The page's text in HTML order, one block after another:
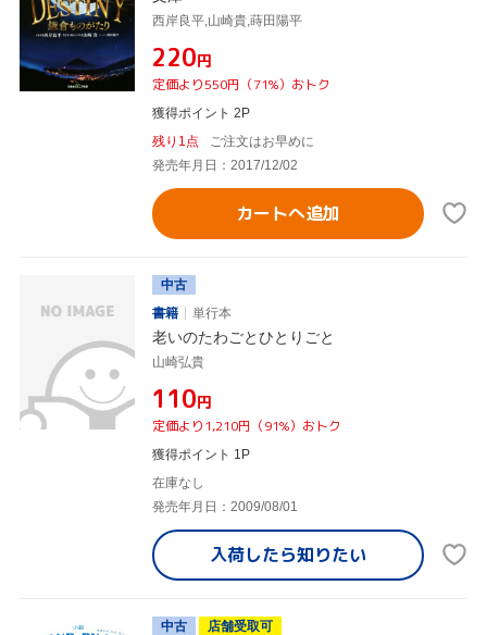
西岸良平,山崎貴,蒔田陽平
¥220円
定価より550円（71%）おトク
獲得ポイント 2P
残り1点
ご注文はお早めに
発売年月日：2017/12/02
カートへ追加
中古
書籍
単行本
老いのたわごとひとりごと
山崎弘貴
¥110円
定価より1,210円（91%）おトク
獲得ポイント 1P
在庫なし
発売年月日：2009/08/01
入荷したら知りたい
中古
店舗受取可